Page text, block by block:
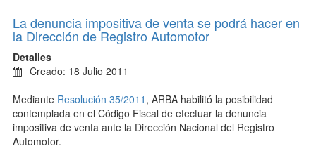
La denuncia impositiva de venta se podrá hacer en
la Dirección de Registro Automotor
Detalles
Creado: 18 Julio 2011
Mediante Resolución 35/2011 , ARBA habilitó la posibilidad
contemplada en el Código Fiscal de efectuar la denuncia
impositiva de venta ante la Dirección Nacional del Registro
Automotor.